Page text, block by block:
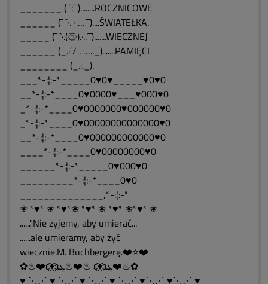
_______ (¯`:´¯)........ROCZNICOWE
______ (¯ `·. · …´¯)....ŚWIATEŁKA.
_____ (¯ `·.(۞).·..´¯).......WIECZNEJ
______ (_.·´/ . ….._).......PAMIĘCI
________ (_.:._).
___*-:¦:-*_____0♥0♥_____♥0♥0
__*-:¦:-*____0♥0000♥___♥000♥0
_*-:¦:-*____0♥0000000♥000000♥0
_*-:¦:-*____0♥00000000000000♥0
__*-:¦:-*____0♥000000000000♥0
____*-:¦:-*____0♥00000000♥0
______*-:¦:-*_____0♥000♥0
_________*-:¦:-*____0♥0
______________,*-:¦:-*
✬ *♥* ✬ *♥*✬ *♥* ✬ *♥* ✬*♥* ✬
......"Nie żyjemy, aby umierać...
......ale umieramy, aby żyć
wiecznie.M. Buchbergerę.❤️⭐❤️
✿♨❤️ԑ̮̑♦̮̑ɜܓ♨❤️♨ ԑ̮̑♦̮̑ɜܓ❤️♨✿
♥ ⋱⋰ ♥ ⋱⋰ ♥ ⋱⋰ ♥ ⋱⋰ ♥⋱⋰ ♥⋱⋰ ♥